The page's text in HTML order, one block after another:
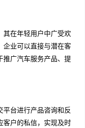
其在年轻用户中广受欢
企业可以直接与潜在客
推广汽车服务产品、提
台进行产品咨询和反
客户的私信，实现及时